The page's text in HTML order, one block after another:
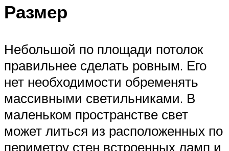
Размер
Небольшой по площади потолок
правильнее сделать ровным. Его
нет необходимости обременять
массивными светильниками. В
маленьком пространстве свет
может литься из расположенных по
периметру стен встроенных ламп и